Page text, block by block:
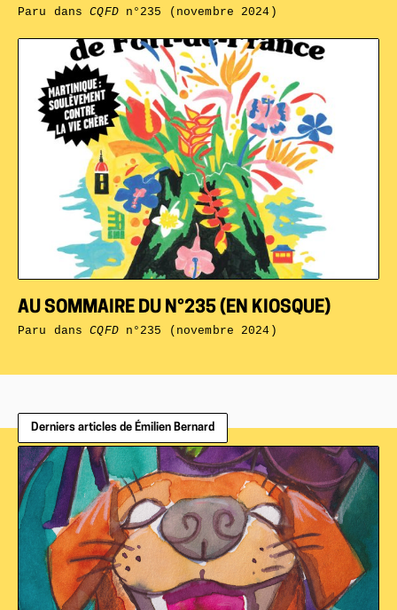
AU SOMMAIRE DU N°235 (EN KIOSQUE)
Paru dansCQFDn°235 (novembre 2024)
Paru dansCQFDn°235 (novembre 2024)
Derniers articles de Émilien Bernard